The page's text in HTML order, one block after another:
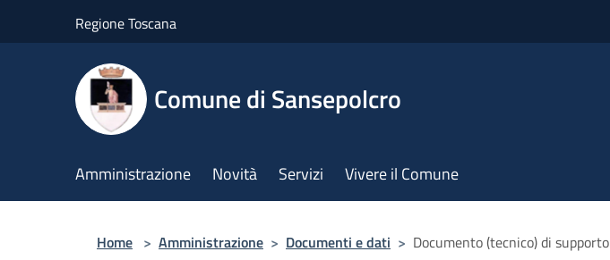
Regione Toscana
Comune di Sansepolcro
Amministrazione Novità Servizi Vivere il Comune
Home > Amministrazione > Documenti e dati > Documento (tecnico) di supporto